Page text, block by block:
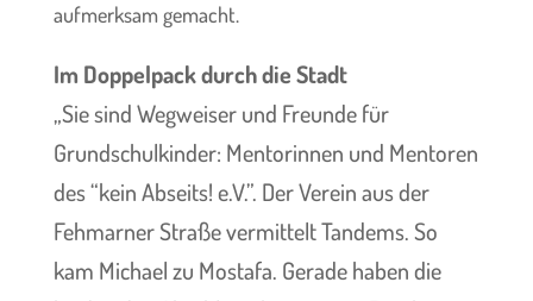
aufmerksam gemacht.
Im Doppelpack durch die Stadt
„Sie sind Wegweiser und Freunde für
Grundschulkinder: Mentorinnen und Mentoren
des “kein Abseits! e.V.”. Der Verein aus der
Fehmarner Straße vermittelt Tandems. So
kam Michael zu Mostafa. Gerade haben die